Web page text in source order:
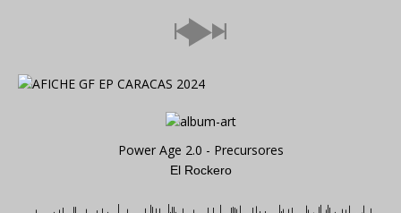
Power Age 2.0 - Precursores
El Rockero